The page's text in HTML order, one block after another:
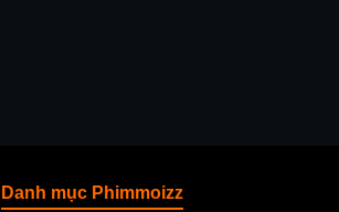
Danh mục Phimmoizz